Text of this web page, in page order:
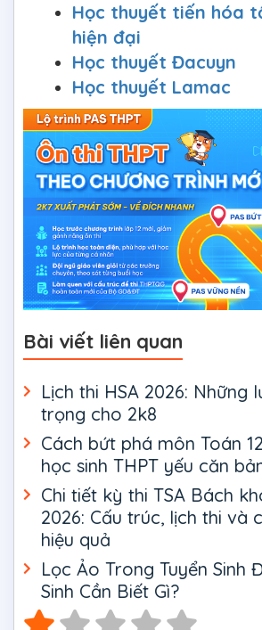
Học thuyết tiến hóa
hiện đại
Học thuyết Đacuyn
Học thuyết Lamac
Bài viết liên quan
Lịch thi HSA 2026: Những
trọng cho 2k8
Cách bứt phá môn Toán
học sinh THPT yếu căn
Chi tiết kỳ thi TSA Bách
2026: Cấu trúc, lịch thi và
hiệu quả
Lọc Ảo Trong Tuyển Sinh
Sinh Cần Biết Gì?